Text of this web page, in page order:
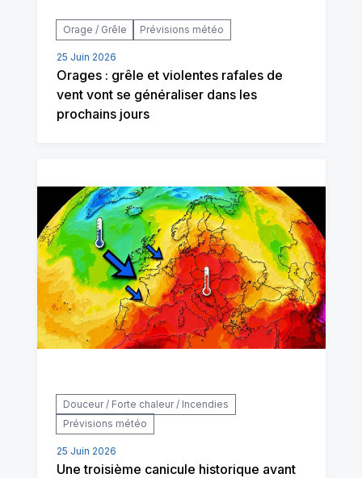
Orage / Grêle Prévisions météo
25 Juin 2026
Orages : grêle et violentes rafales de
vent vont se généraliser dans les
prochains jours
Douceur / Forte chaleur / Incendies
Prévisions météo
25 Juin 2026
Une troisième canicule historique avant